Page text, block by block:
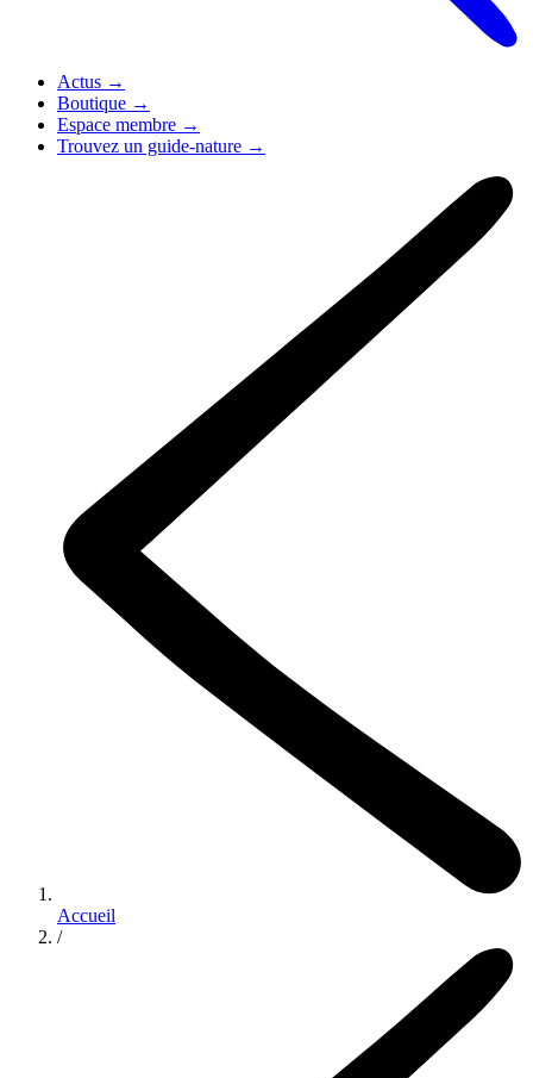
Actus →
Boutique →
Espace membre →
Trouvez un guide-nature →
Accueil
/